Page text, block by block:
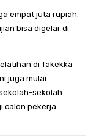
empat juta rupiah.
bisa digelar di
di Takekka
juga mulai
sekolah
calon pekerja